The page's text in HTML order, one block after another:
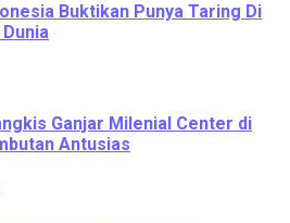
Buktikan Punya Taring Di
Ganjar Milenial Center di
Antusias